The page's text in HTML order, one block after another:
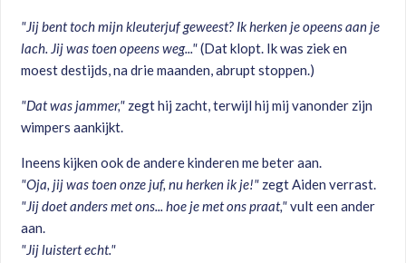
"Jij bent toch mijn kleuterjuf geweest? Ik herken je opeens aan je
lach. Jij was toen opeens weg..."(Dat klopt. Ik was ziek en
moest destijds, na drie maanden, abrupt stoppen.)
"Dat was jammer," zegt hij zacht, terwijl hij mij vanonder zijn
wimpers aankijkt.
Ineens kijken ook de andere kinderen me beter aan.
"Oja, jij was toen onze juf, nu herken ik je!" zegt Aiden verrast.
"Jij doet anders met ons... hoe je met ons praat,"vult een ander
aan.
"Jij luistert echt."